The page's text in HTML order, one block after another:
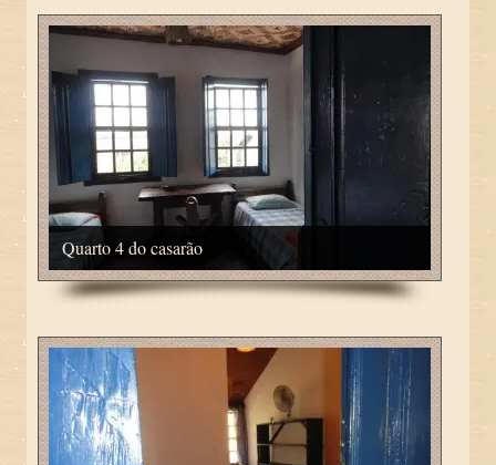
Quarto 4 do casarão